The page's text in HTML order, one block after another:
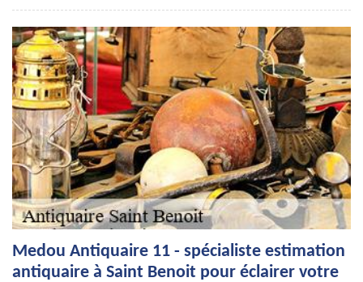
Medou Antiquaire 11 - spécialiste estimation
antiquaire à Saint Benoit pour éclairer votre